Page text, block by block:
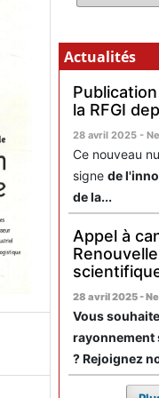
Actualités
la RFGI
28 avril 2025 -
Ce nouveau
signe de
de la...
Appel à
28 avril 2025 -
Vous
rayonnement
? Rejoignez